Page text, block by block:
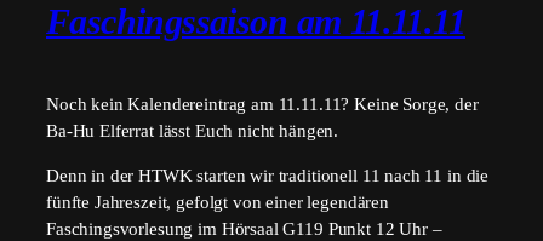
Faschingssaison am 11.11.11
Noch kein Kalendereintrag am 11.11.11? Keine Sorge, der
Ba-Hu Elferrat lässt Euch nicht hängen.
Denn in der HTWK starten wir traditionell 11 nach 11 in die
fünfte Jahreszeit, gefolgt von einer legendären
Faschingsvorlesung im Hörsaal G119 Punkt 12 Uhr –